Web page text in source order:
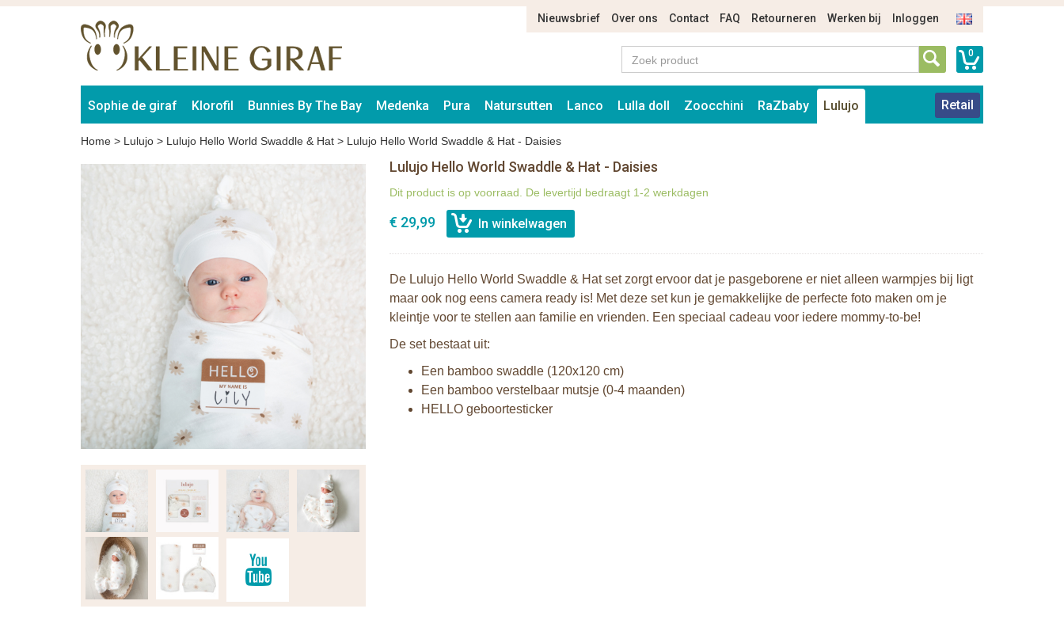
Nieuwsbrief Over ons Contact FAQ Retourneren Werken bij Inloggen
0
Sophie de giraf Klorofil Bunnies By The Bay Medenka Pura Natursutten Lanco Lulla doll Zoocchini RaZbaby Lulujo Retail
Home > Lulujo > Lulujo Hello World Swaddle & Hat > Lulujo Hello World Swaddle & Hat - Daisies
Lulujo Hello World Swaddle & Hat - Daisies
Dit product is op voorraad. De levertijd bedraagt 1-2 werkdagen
€ 29,99
De Lulujo Hello World Swaddle & Hat set zorgt ervoor dat je pasgeborene er niet alleen warmpjes bij ligt
maar ook nog eens camera ready is! Met deze set kun je gemakkelijke de perfecte foto maken om je
kleintje voor te stellen aan familie en vrienden. Een speciaal cadeau voor iedere mommy-to-be!
De set bestaat uit:
Een bamboo swaddle (120x120 cm)
Een bamboo verstelbaar mutsje (0-4 maanden)
HELLO geboortesticker